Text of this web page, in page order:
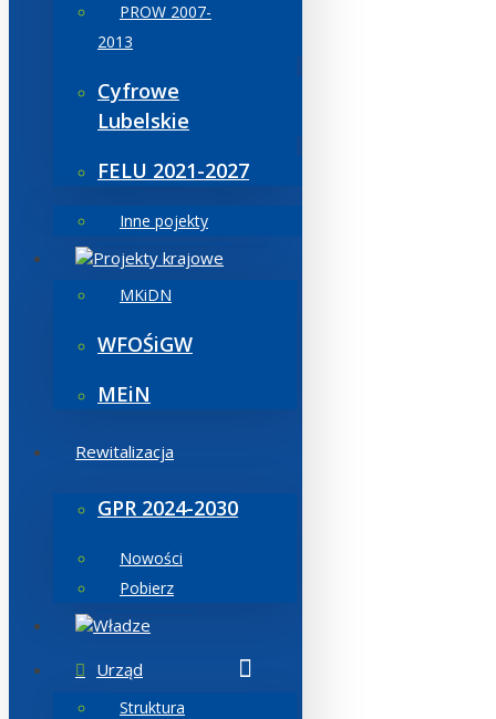
PROW 2007-
2013
Cyfrowe
Lubelskie
FELU 2021-2027
Inne pojekty
Projekty krajowe
MKiDN
WFOŚiGW
MEiN
Rewitalizacja
GPR 2024-2030
Nowości
Pobierz
Władze
Urząd
Struktura